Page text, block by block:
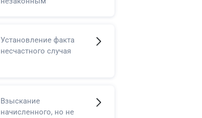
Установление факта
несчастного случая
Взыскание
начисленного, но не